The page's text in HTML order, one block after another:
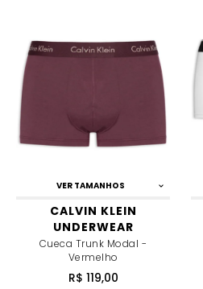
VER TAMANHOS
CALVIN KLEIN
UNDERWEAR
Cueca Trunk Modal -
Vermelho
R$ 119,00